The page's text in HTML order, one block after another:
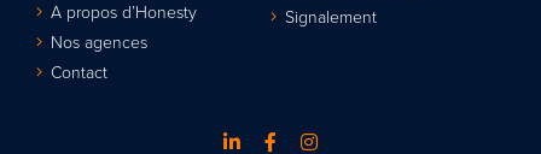
A propos d’Honesty
Nos agences
Contact
Signalement